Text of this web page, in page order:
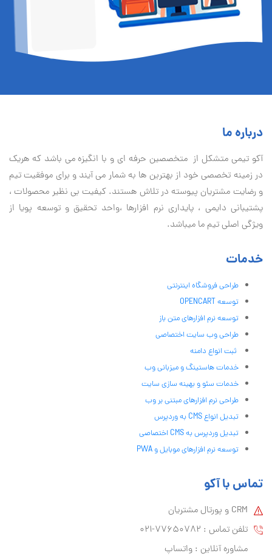
درباره ما
آكو تيمی متشکل از متخصصین حرفه ای و با انگیزه می باشد که هریک
در زمینه تخصصی خود از بهترین ها به شمار می آیند و برای موفقیت تيم
و رضایت مشتریان پیوسته در تلاش هستند. کیفیت بی نظير محصولات ،
پشتیبانی دايمی ، پایداری نرم افزارها ،واحد تحقیق و توسعه پویا از
ویژگی اصلی تیم ما میباشد.
خدمات
طراحی فروشگاه اینترنتی
توسعه OPENCART
توسعه نرم افزارهای متن باز
طراحی وب سایت اختصاصی
ثبت انواع دامنه
خدمات هاستینگ و میزبانی وب
خدمات سئو و بهینه سازی سایت
طراحی نرم افزارهای مبتنی بر وب
تبدیل انواع CMS به وردپرس
تبدیل وردپرس به CMS اختصاصی
توسعه نرم افزارهای موبایل و PWA
تماس با آکو
CRM و پورتال مشتریان
تلفن تماس :‌ 77650782-021
مشاوره آنلاین : واتساپ